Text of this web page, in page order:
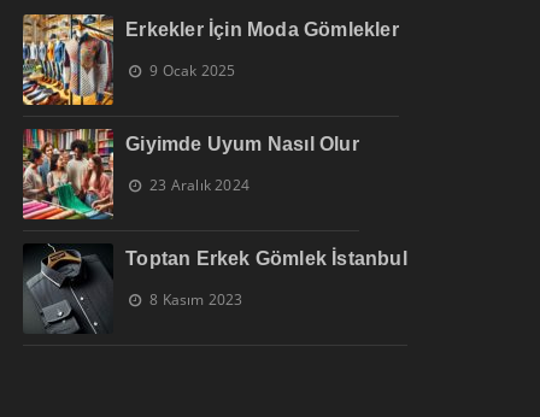
Erkekler İçin Moda Gömlekler
9 Ocak 2025
Giyimde Uyum Nasıl Olur
23 Aralık 2024
Toptan Erkek Gömlek İstanbul
8 Kasım 2023